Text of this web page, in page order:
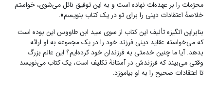
محرّمات را بر عهده‌ات نهاده است و به این توفیق نائل می‌شوی، خواستم
خلاصۀ‌ اعتقادات دینی را برای تو در یک کتاب بنویسم».
بنابراین انگیزه‌ تألیف این کتاب از سوی سید ابن طاووس این بوده است
که می‌خواسته عقاید دینی فرزند خود را در یک مجموعه به او ارائه
بدهد. آیا ما چنین خدمتی به فرزندان خود کرده‌ایم؟ این عالم بزرگ
وقتی می‌بیند که فرزندش در آستانۀ‌ تکلیف است، یک کتاب می‌نویسد
تا اعتقادات صحیح را به او بیاموزد.